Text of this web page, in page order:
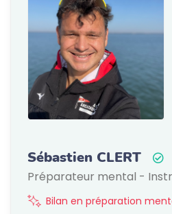
Sébastien CLERT
Préparateur mental -
Bilan en préparation